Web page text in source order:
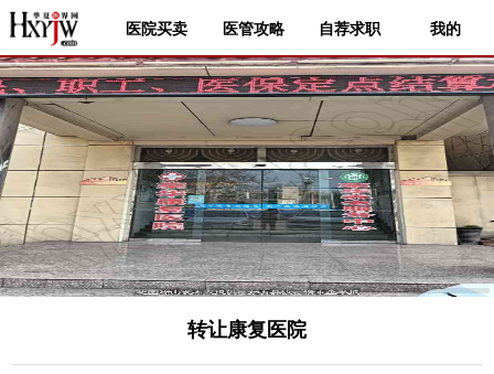
医院买卖 医管攻略 自荐求职 我的
转让康复医院